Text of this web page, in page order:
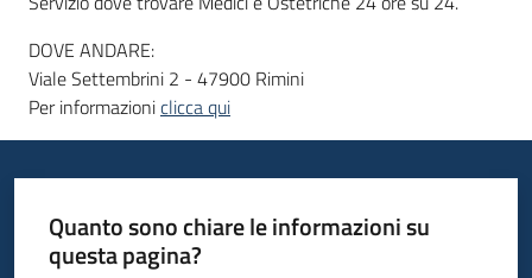
Informazioni
locali
Newsletter
DOVE ANDARE:
Viale Settembrini 2 - 47900 Rimini
Per informazioniclicca qui
Quanto sono chiare le informazioni su
questa pagina?